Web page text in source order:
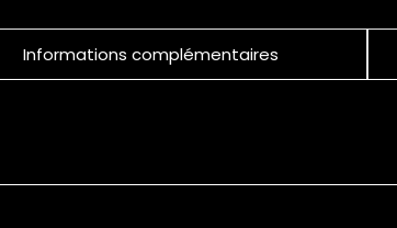
Informations complémentaires